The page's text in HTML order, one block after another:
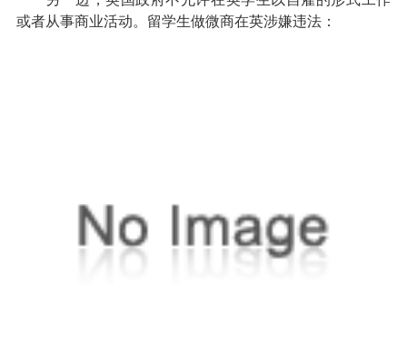
或者从事商业活动。留学生做微商在英涉嫌违法：